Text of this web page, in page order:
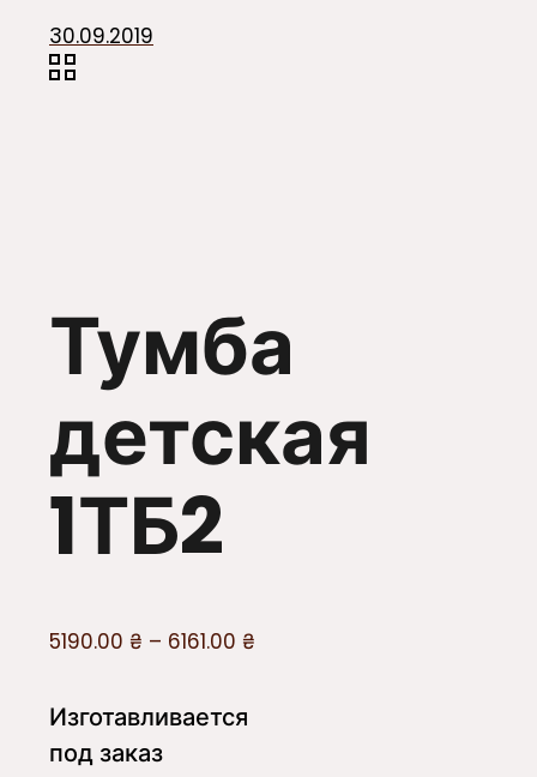
30.09.2019
Тумба
детская
1ТБ2
5190.00 ₴ – 6161.00 ₴
Изготавливается
под заказ